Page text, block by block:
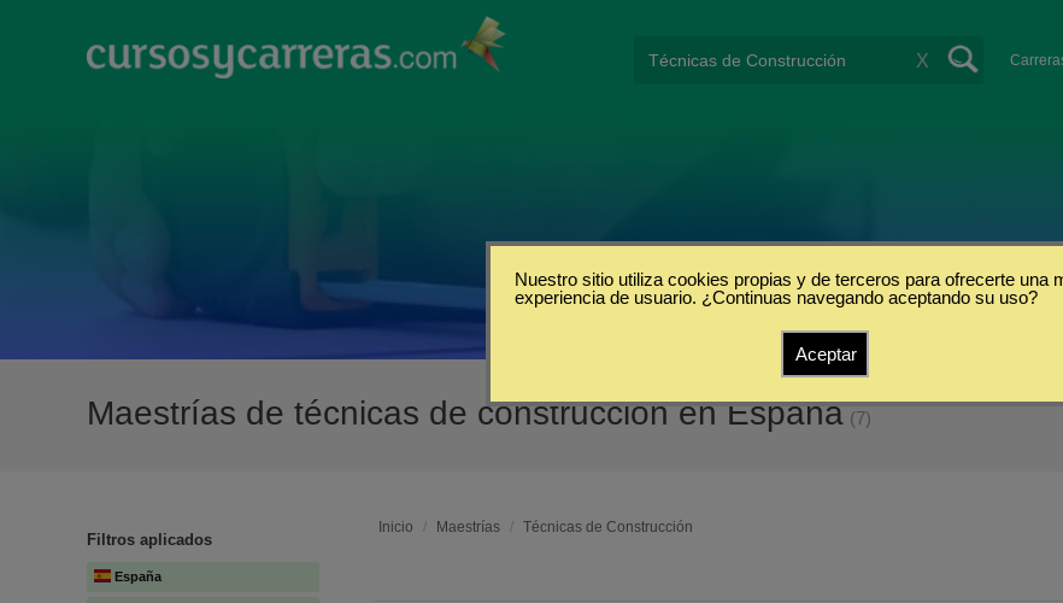
X
Maestrías de técnicas de construcción en España (7)
Filtros aplicados
España
Inicio / Maestrías / Técnicas de Construcción
Nuestro sitio utiliza cookies propias y de terceros para ofrecerte una
experiencia de usuario. ¿Continuas navegando aceptando su uso?
Aceptar